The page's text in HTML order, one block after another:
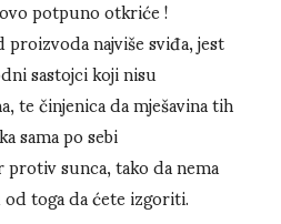
najviše sviđa, jest
sastojci koji nisu
te činjenica da mješavina tih
sama po sebi
sunca, tako da nema
toga da ćete izgoriti.